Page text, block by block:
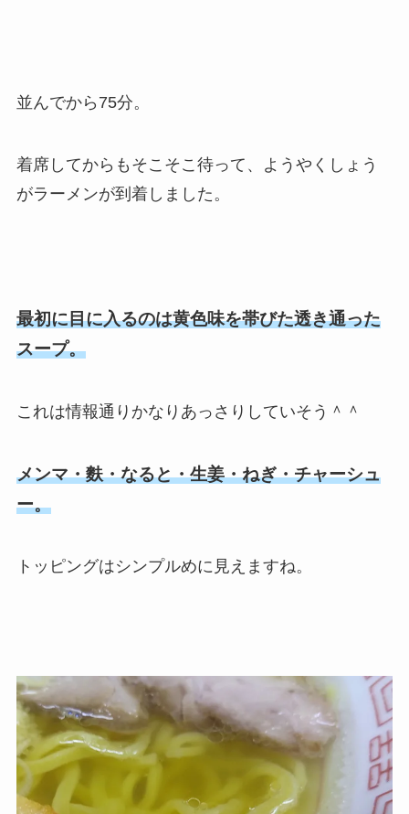
並んでから75分。
着席してからもそこそこ待って、ようやくしょう
がラーメンが到着しました。
最初に目に入るのは黄色味を帯びた透き通った
スープ。
これは情報通りかなりあっさりしていそう＾＾
メンマ・麩・なると・生姜・ねぎ・チャーシュ
ー。
トッピングはシンプルめに見えますね。